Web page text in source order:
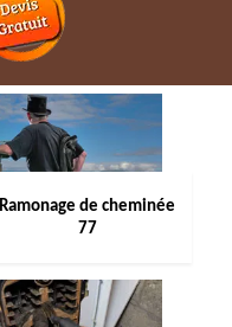
Ramonage de cheminée
77